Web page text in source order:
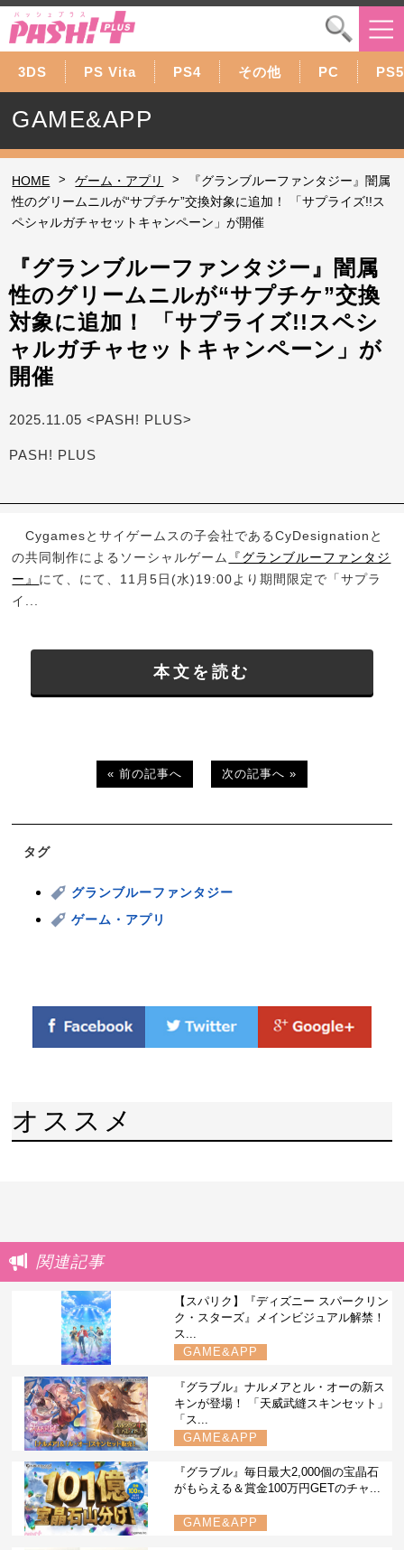
3DS PS Vita PS4 その他 PC PS5
GAME&APP
HOME > ゲーム・アプリ >
『グランブルーファンタジー』闇属
性のグリームニルが“サプチケ”交換対象に追加！ 「サプライズ!!ス
ペシャルガチャセットキャンペーン」が開催
『グランブルーファンタジー』闇属
性のグリームニルが“サプチケ”交換
対象に追加！ 「サプライズ!!スペシ
ャルガチャセットキャンペーン」が
開催
2025.11.05 <PASH! PLUS>
PASH! PLUS
Cygamesとサイゲームスの子会社であるCyDesignationと
の共同制作によるソーシャルゲーム
『グランブルーファンタジ
ー』 にて、にて、11月5日(水)19:00より期間限定で「サプラ
イ...
本文を読む
« 前の記事へ 次の記事へ »
タグ
グランブルーファンタジー
ゲーム・アプリ
オススメ
関連記事
【スパリク】『ディズニー スパークリン
ク・スターズ』メインビジュアル解禁！
ス...
GAME&APP
『グラブル』ナルメアとル・オーの新ス
キンが登場！ 「天威武縫スキンセット」
「ス...
GAME&APP
『グラブル』毎日最大2,000個の宝晶石
がもらえる＆賞金100万円GETのチャ...
GAME&APP